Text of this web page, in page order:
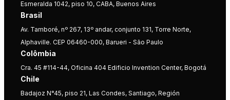
Esmeralda 1042, piso 10, CABA, Buenos Aires
Brasil
Av. Tamboré, nº 267, 13º andar, conjunto 131, Torre Norte,
Alphaville. CEP 06460-000, Barueri - São Paulo
Colômbia
Cra. 45 #114-44, Oficina 404 Edificio Invention Center, Bogotá
Chile
Badajoz N°45, piso 21, Las Condes, Santiago, Región